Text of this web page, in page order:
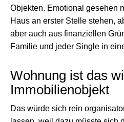
Objekten. Emotional gesehen
Haus an erster Stelle stehen,
aber auch aus finanziellen
Familie und jeder Single in
Wohnung ist das
Immobilienobjekt
Das würde sich rein